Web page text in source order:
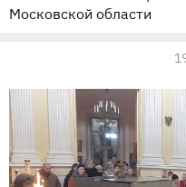
Московской области